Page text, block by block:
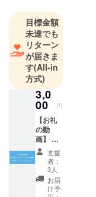
ますので、
何卒ご支
援・拡散の
ご協力を、
どうかよろ
しくお願い
いたしま
目標金額
未達でも
リターン
が届きま
す(All-in
方式)
3,0
00 円
【お礼
の動
画】 監
督＆
キャス
トから
のお礼
の動画
支援
者：
3人
お届
け予